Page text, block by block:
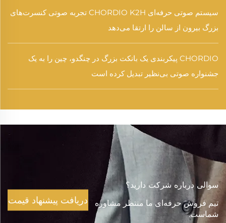
سیستم صوتی حرفه‌ای CHORDIO K2H تجربه صوتی کنسرت‌های
بزرگ بیرون از سالن را ارتقا می‌دهد
CHORDIO پیکربندی یک بانکت بزرگ در چنگدو، چین را به یک
جشنواره صوتی بی‌نظیر تبدیل کرده است
سوالی درباره شرکت دارید؟
تیم فروش حرفه‌ای ما منتظر مشاوره
شماست.
دریافت پیشنهاد قیمت